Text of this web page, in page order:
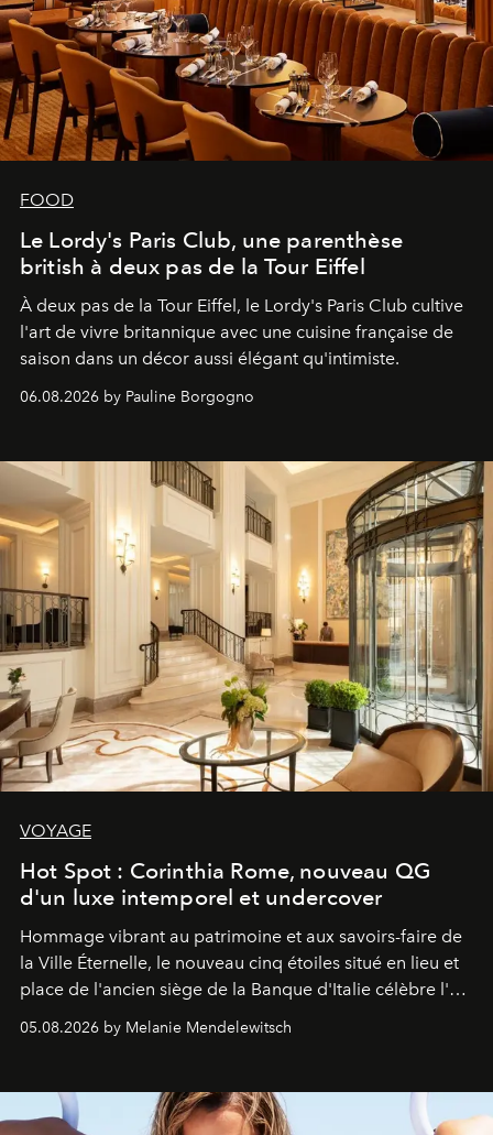
FOOD
Le Lordy's Paris Club, une parenthèse
british à deux pas de la Tour Eiffel
À deux pas de la Tour Eiffel, le Lordy's Paris Club cultive
l'art de vivre britannique avec une cuisine française de
saison dans un décor aussi élégant qu'intimiste.
06.08.2026 by Pauline Borgogno
VOYAGE
Hot Spot : Corinthia Rome, nouveau QG
d'un luxe intemporel et undercover
Hommage vibrant au patrimoine et aux savoirs-faire de
la Ville Éternelle, le nouveau cinq étoiles situé en lieu et
place de l'ancien siège de la Banque d'Italie célèbre l'art
05.08.2026 by Melanie Mendelewitsch